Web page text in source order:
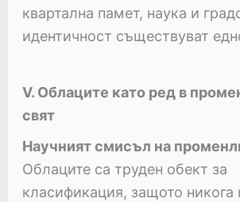
квартална памет, наука и
идентичност съществуват
V. Облаците като ред в
свят
Научният смисъл на
Облаците са труден обект за
класификация, защото никога